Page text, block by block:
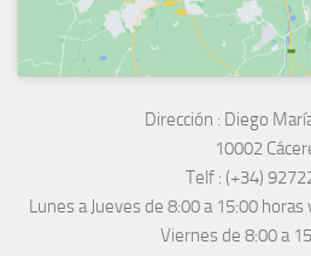
Dirección : Diego
10002
Telf : (+34)
Lunes a Jueves de 8:00 a 15:00 horas
Viernes de 8:00 a